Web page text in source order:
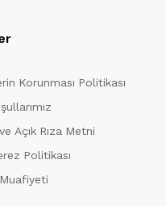
Korunması Politikası
Açık Rıza Metni
Politikası